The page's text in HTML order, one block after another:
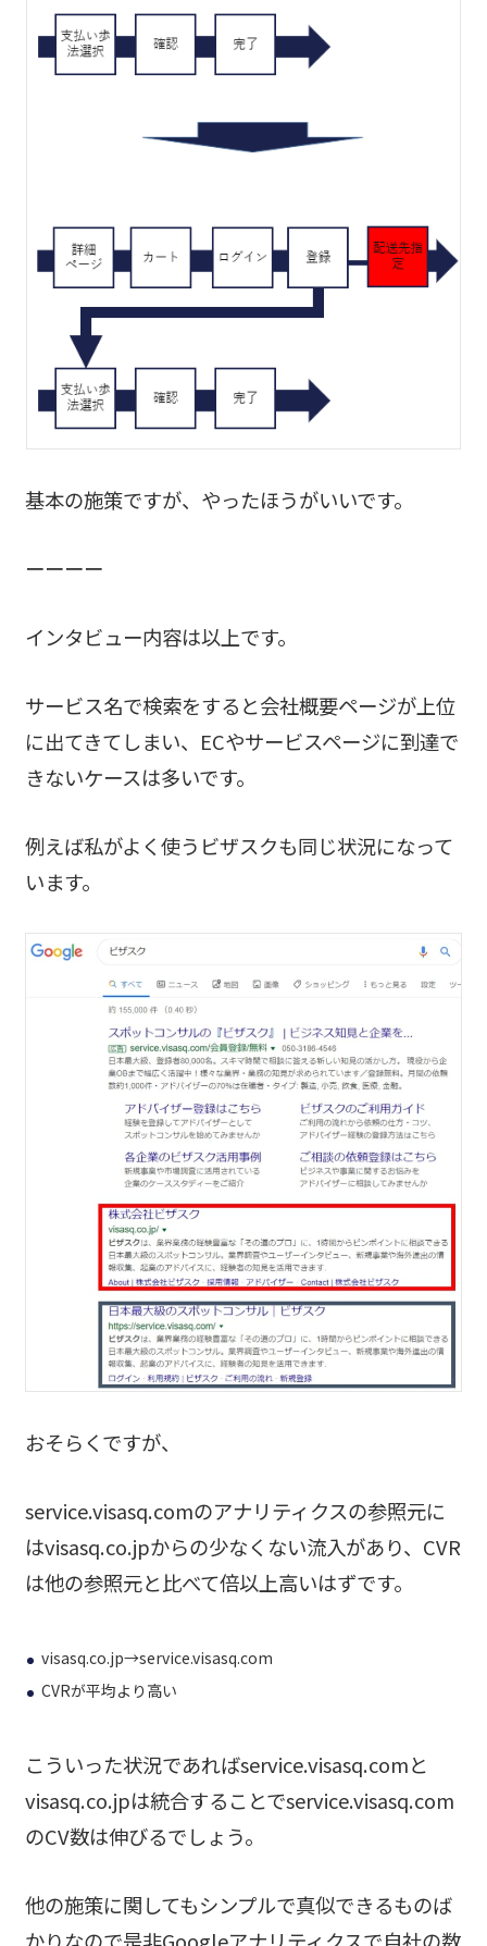
基本の施策ですが、やったほうがいいです。
ーーーー
インタビュー内容は以上です。
サービス名で検索をすると会社概要ページが上位
に出てきてしまい、ECやサービスページに到達で
きないケースは多いです。
例えば私がよく使うビザスクも同じ状況になって
います。
おそらくですが、
service.visasq.comのアナリティクスの参照元に
はvisasq.co.jpからの少なくない流入があり、CVR
は他の参照元と比べて倍以上高いはずです。
visasq.co.jp→service.visasq.com
CVRが平均より高い
こういった状況であればservice.visasq.comと
visasq.co.jpは統合することでservice.visasq.com
のCV数は伸びるでしょう。
他の施策に関してもシンプルで真似できるものば